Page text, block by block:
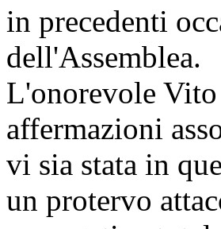
in precedenti
dell'Assemblea.
L'onorevole Vito
affermazioni
vi sia stata in
un protervo